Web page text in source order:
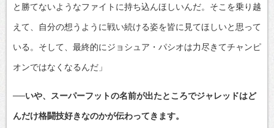
と勝てないようなファイトに持ち込んほしいんだ。そこを乗り越
えて、自分の想うように戦い続ける姿を皆に見てほしいと思って
いる。そして、最終的にジョシュア・パシオは力尽きてチャンピ
オンではなくなるんだ」
──いや、スーパーフットの名前が出たところでジャレッドはど
んだけ格闘技好きなのかが伝わってきます。